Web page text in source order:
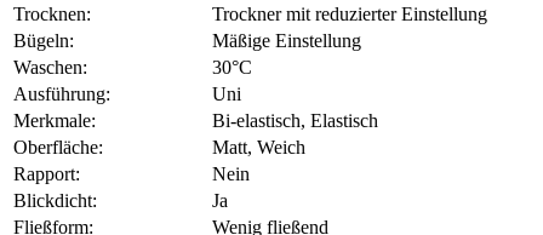
Trocknen:
Trockner mit reduzierter Einstellung
Bügeln:
Mäßige Einstellung
Waschen:
30°C
Ausführung:
Uni
Merkmale:
Bi-elastisch, Elastisch
Oberfläche:
Matt, Weich
Rapport:
Nein
Blickdicht:
Ja
Fließform:
Wenig fließend